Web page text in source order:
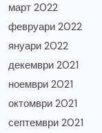
март 2022
февруари 2022
януари 2022
декември 2021
ноември 2021
октомври 2021
септември 2021